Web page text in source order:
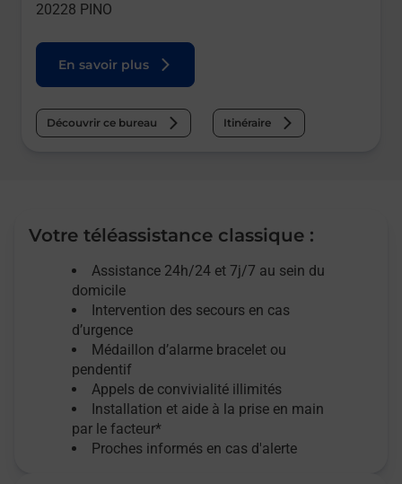
20228 PINO
En savoir plus
Découvrir ce bureau Itinéraire
Votre téléassistance classique :
Assistance 24h/24 et 7j/7 au sein du
domicile
Intervention des secours en cas
d’urgence
Médaillon d’alarme bracelet ou
pendentif
Appels de convivialité illimités
Installation et aide à la prise en main
par le facteur*
Proches informés en cas d'alerte